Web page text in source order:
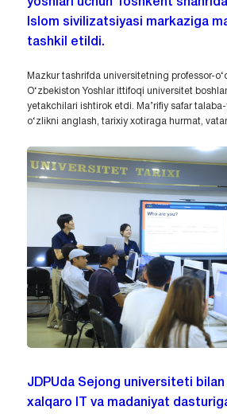
Islom sivilizatsiyasi markaziga
tashkil etildi.
Mazkur tashrifda universitetning professor-
O‘zbekiston Yoshlar ittifoqi universitet
yetakchilari ishtirok etdi. Ma’rifiy safar
o‘zlikni anglash, tarixiy xotiraga hurmat,
JDPUda Sejong universiteti
xalqaro IT va madaniyat